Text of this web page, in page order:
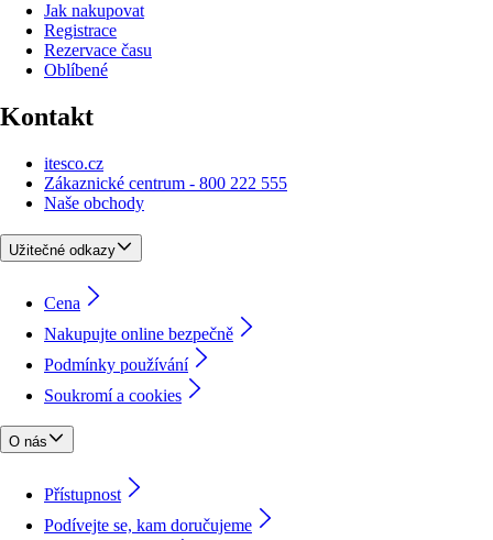
Jak nakupovat
Registrace
Rezervace času
Oblíbené
Kontakt
itesco.cz
Zákaznické centrum - 800 222 555
Naše obchody
Užitečné odkazy
Cena
Nakupujte online bezpečně
Podmínky používání
Soukromí a cookies
O nás
Přístupnost
Podívejte se, kam doručujeme